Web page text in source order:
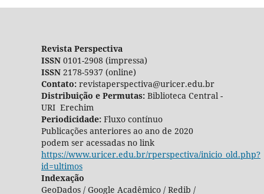
Revista Perspectiva
ISSN0101-2908 (impressa)
ISSN2178-5937 (online)
Contato:revistaperspectiva@uricer.edu.br
Distribuição e Permutas: Biblioteca Central -
URI Erechim
Periodicidade: Fluxo contínuo
Publicações anteriores ao ano de 2020
podem ser acessadas no link
https://www.uricer.edu.br/rperspectiva/inicio_old.php?
id=ultimos
Indexação
GeoDados / Google Acadêmico / Redib /